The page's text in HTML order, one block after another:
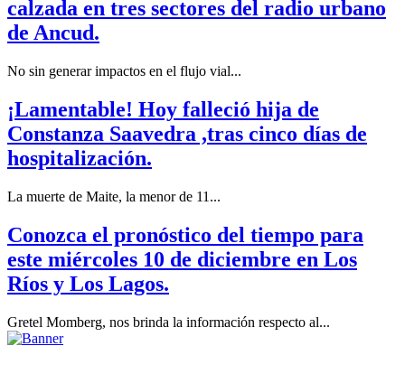
calzada en tres sectores del radio urbano
de Ancud.
No sin generar impactos en el flujo vial...
¡Lamentable! Hoy falleció hija de
Constanza Saavedra ,tras cinco días de
hospitalización.
La muerte de Maite, la menor de 11...
Conozca el pronóstico del tiempo para
este miércoles 10 de diciembre en Los
Ríos y Los Lagos.
Gretel Momberg, nos brinda la información respecto al...